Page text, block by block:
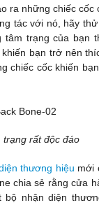
ra những chiếc cốc
tác với nó, hãy
tâm trạng của bạn
bạn trở nên
chiếc cốc khiến
rất độc đáo
thương hiệu mới
chia sẻ rằng cửa
nhận diện